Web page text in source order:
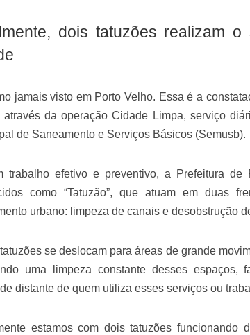
FILME: Como um Monjolo salvou a vida de
dois tatuzões realizam
jamais visto em Porto Velho. Essa é a
através da operação Cidade Limpa, serviço
de Saneamento e Serviços Básicos (Semusb).
trabalho efetivo e preventivo, a Prefeitura de
como “Tatuzão”, que atuam em duas
urbano: limpeza de canais e desobstrução
se deslocam para áreas de grande
uma limpeza constante desses
distante de quem utiliza esses serviços ou
estamos com dois tatuzões funcionando